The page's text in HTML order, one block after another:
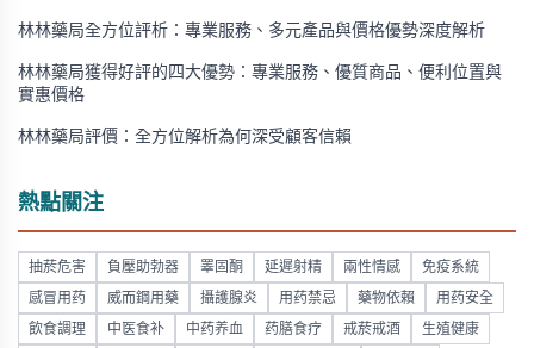
林林藥局全方位評析：專業服務、多元產品與價格優勢深度解析
林林藥局獲得好評的四大優勢：專業服務、優質商品、便利位置與
實惠價格
林林藥局評價：全方位解析為何深受顧客信賴
熱點關注
抽菸危害 負壓助勃器 睪固酮 延遲射精 兩性情感 免疫系統
感冒用药 威而鋼用藥 攝護腺炎 用药禁忌 藥物依賴 用药安全
飲食調理 中医食补 中药养血 药膳食疗 戒菸戒酒 生殖健康